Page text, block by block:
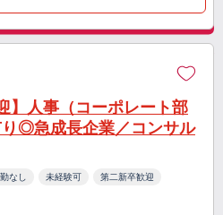
】人事（コーポレート部
◎急成長企業／コンサル
なし 未経験可 第二新卒歓迎